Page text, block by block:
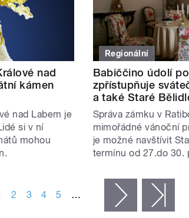
nad
kámen
nad Labem je
si v ní
mohou
Regionální
Babiččino údolí
zpřístupňuje
a také Staré
Správa zámku v
mimořádné vánoční
je možné navštívit
termínu od 27.do 30.
2 3 4 5 … následující ›